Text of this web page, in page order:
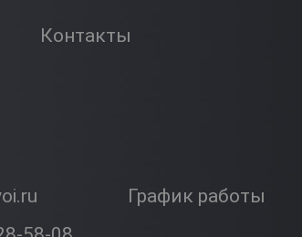
Контакты
График работы